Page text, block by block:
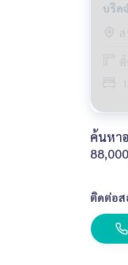
บริด
พื้
ค้นหา
ติดต่อส